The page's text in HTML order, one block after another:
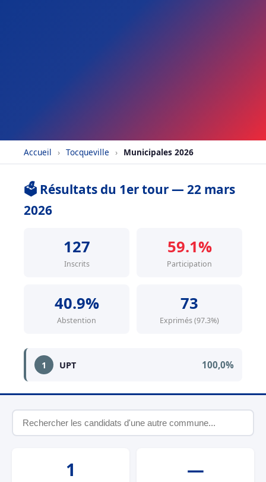
Accueil › Tocqueville › Municipales 2026
🗳️ Résultats du 1er tour — 22 mars
2026
127
Inscrits
59.1%
Participation
40.9%
Abstention
73
Exprimés (97.3%)
1 UPT 100,0%
1 —